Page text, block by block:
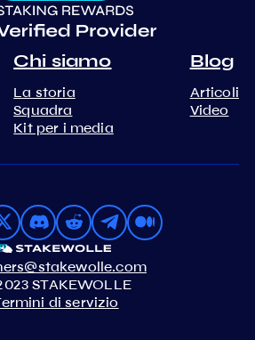
Chi siamo
La storia
Squadra
Kit per i media
Blog
Articoli
Video
STAKEWOLLE
di servizio